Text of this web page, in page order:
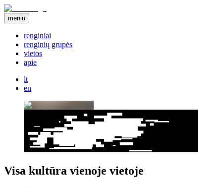
meniu
renginiai
renginių grupės
vietos
apie
lt
en
Visa kultūra vienoje vietoje